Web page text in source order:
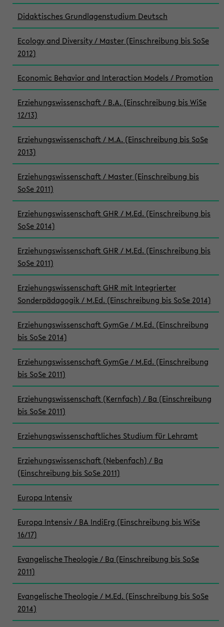
Didaktisches Grundlagenstudium Deutsch
Ecology and Diversity / Master (Einschreibung bis SoSe
2012)
Economic Behavior and Interaction Models / Promotion
Erziehungswissenschaft / B.A. (Einschreibung bis WiSe
12/13)
Erziehungswissenschaft / M.A. (Einschreibung bis SoSe
2013)
Erziehungswissenschaft / Master (Einschreibung bis
SoSe 2011)
Erziehungswissenschaft GHR / M.Ed. (Einschreibung bis
SoSe 2014)
Erziehungswissenschaft GHR / M.Ed. (Einschreibung bis
SoSe 2011)
Erziehungswissenschaft GHR mit Integrierter
Sonderpädagogik / M.Ed. (Einschreibung bis SoSe 2014)
Erziehungswissenschaft GymGe / M.Ed. (Einschreibung
bis SoSe 2014)
Erziehungswissenschaft GymGe / M.Ed. (Einschreibung
bis SoSe 2011)
Erziehungswissenschaft (Kernfach) / Ba (Einschreibung
bis SoSe 2011)
Erziehungswissenschaftliches Studium für Lehramt
Erziehungswissenschaft (Nebenfach) / Ba
(Einschreibung bis SoSe 2011)
Europa Intensiv
Europa Intensiv / BA IndiErg (Einschreibung bis WiSe
16/17)
Evangelische Theologie / Ba (Einschreibung bis SoSe
2011)
Evangelische Theologie / M.Ed. (Einschreibung bis SoSe
2014)